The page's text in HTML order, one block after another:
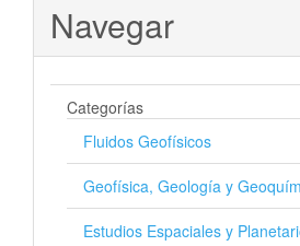
Navegar
Categorías
Fluidos Geofísicos
Geofísica, Geología y
Estudios Espaciales y